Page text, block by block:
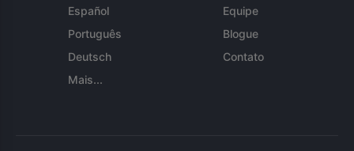
Español
Português
Deutsch
Mais...
Equipe
Blogue
Contato